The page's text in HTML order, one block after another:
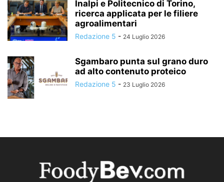
Inalpi e Politecnico di Torino,
ricerca applicata per le filiere
agroalimentari
Redazione 5 - 24 Luglio 2026
Sgambaro punta sul grano duro
ad alto contenuto proteico
Redazione 5 - 23 Luglio 2026